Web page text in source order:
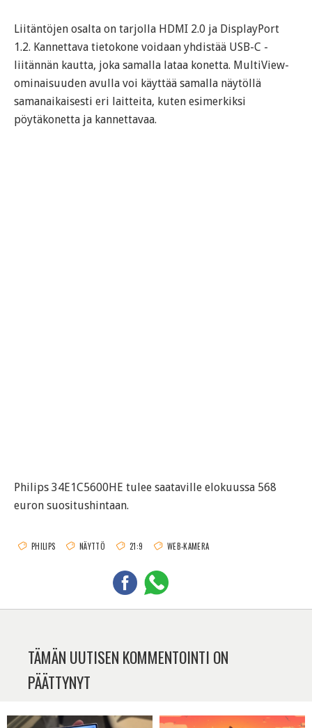
Liitäntöjen osalta on tarjolla HDMI 2.0 ja DisplayPort
1.2. Kannettava tietokone voidaan yhdistää USB-C -
liitännän kautta, joka samalla lataa konetta. MultiView-
ominaisuuden avulla voi käyttää samalla näytöllä
samanaikaisesti eri laitteita, kuten esimerkiksi
pöytäkonetta ja kannettavaa.
Philips 34E1C5600HE tulee saataville elokuussa 568
euron suositushintaan.
PHILIPS NÄYTTÖ 21:9 WEB-KAMERA
TÄMÄN UUTISEN KOMMENTOINTI ON
PÄÄTTYNYT